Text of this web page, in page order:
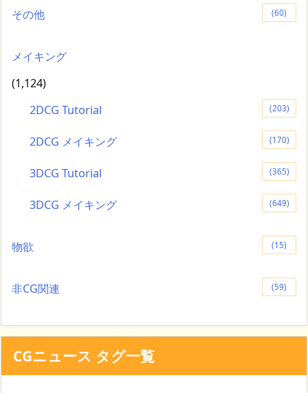
その他 (60)
メイキング
(1,124)
2DCG Tutorial
(203)
2DCG メイキング (170)
3DCG Tutorial (365)
3DCG メイキング (649)
物欲 (15)
非CG関連 (59)
CGニュース タグ一覧